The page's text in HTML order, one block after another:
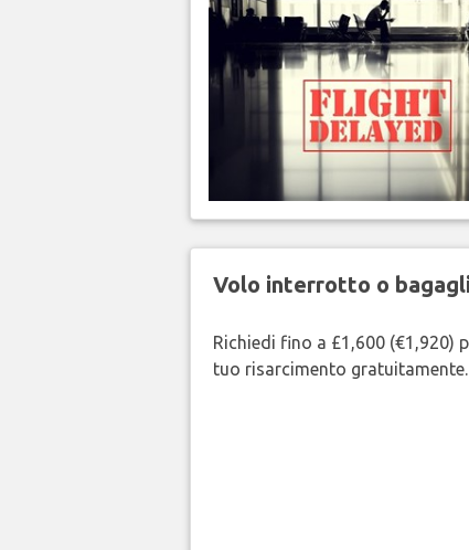
Volo interrotto o
Richiedi fino a £1,600 (€1,920)
tuo risarcimento gratuitamente.